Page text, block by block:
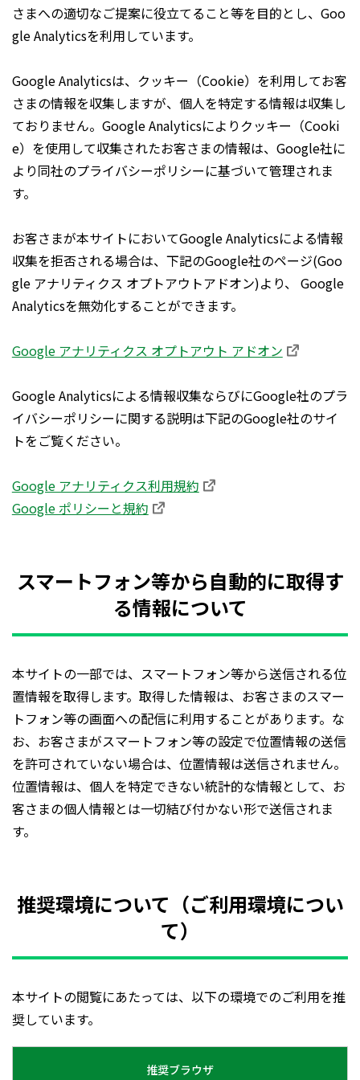
さまへの適切なご提案に役立てること等を目的とし、Goo
gle Analyticsを利用しています。
Google Analyticsは、クッキー（Cookie）を利用してお客
さまの情報を収集しますが、個人を特定する情報は収集し
ておりません。Google Analyticsによりクッキー（Cooki
e）を使用して収集されたお客さまの情報は、Google社に
より同社のプライバシーポリシーに基づいて管理されま
す。
お客さまが本サイトにおいてGoogle Analyticsによる情報
収集を拒否される場合は、下記のGoogle社のページ(Goo
gle アナリティクス オプトアウトアドオン)より、 Google
Analyticsを無効化することができます。
Google アナリティクス オプトアウト アドオン
Google Analyticsによる情報収集ならびにGoogle社のプラ
イバシーポリシーに関する説明は下記のGoogle社のサイ
トをご覧ください。
Google アナリティクス利用規約
Google ポリシーと規約
スマートフォン等から自動的に取得す
る情報について
本サイトの一部では、スマートフォン等から送信される位
置情報を取得します。取得した情報は、お客さまのスマー
トフォン等の画面への配信に利用することがあります。な
お、お客さまがスマートフォン等の設定で位置情報の送信
を許可されていない場合は、位置情報は送信されません。
位置情報は、個人を特定できない統計的な情報として、お
客さまの個人情報とは一切結び付かない形で送信されま
す。
推奨環境について（ご利用環境につい
て）
本サイトの閲覧にあたっては、以下の環境でのご利用を推
奨しています。
推奨ブラウザ